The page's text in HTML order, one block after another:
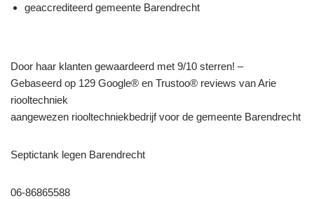
geaccrediteerd gemeente Barendrecht
Door haar klanten gewaardeerd met 9/10 sterren! –
Gebaseerd op 129 Google® en Trustoo® reviews van Arie
riooltechniek
aangewezen riooltechniekbedrijf voor de gemeente Barendrecht
Septictank legen Barendrecht
06-86865588